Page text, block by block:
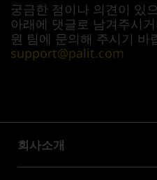
궁금한 점이나 의견이 있
아래에 댓글로 남겨주시
원 팀에 문의해 주시기 바
support@palit.com
회사소개